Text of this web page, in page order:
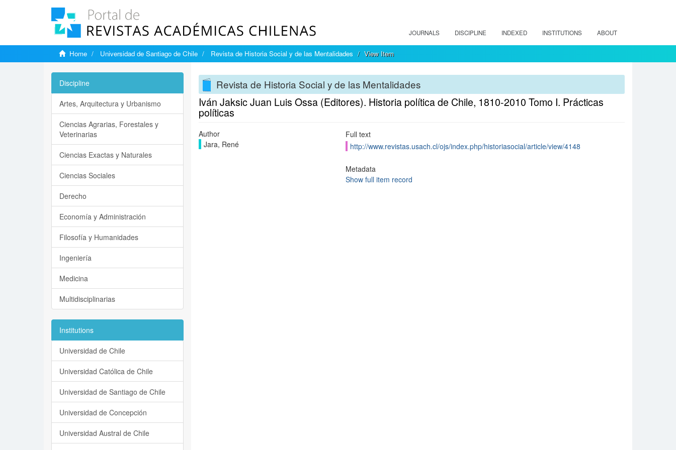
JOURNALS DISCIPLINE INDEXED INSTITUTIONS ABOUT
Home Universidad de Santiago de Chile Revista de Historia Social y de las Mentalidades View Item
Revista de Historia Social y de las Mentalidades
Iván Jaksic Juan Luis Ossa (Editores). Historia política de Chile, 1810-2010 Tomo I. Prácticas
políticas
Author
Jara, René
Full text
http://www.revistas.usach.cl/ojs/index.php/historiasocial/article/view/4148
Metadata
Show full item record
Discipline
Artes, Arquitectura y Urbanismo
Ciencias Agrarias, Forestales y
Veterinarias
Ciencias Exactas y Naturales
Ciencias Sociales
Derecho
Economía y Administración
Filosofía y Humanidades
Ingeniería
Medicina
Multidisciplinarias
Institutions
Universidad de Chile
Universidad Católica de Chile
Universidad de Santiago de Chile
Universidad de Concepción
Universidad Austral de Chile